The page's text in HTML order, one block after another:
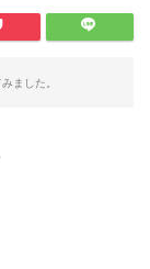
ました。